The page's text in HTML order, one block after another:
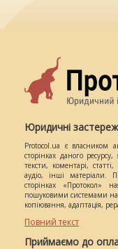
Юридичні
Protocol.ua є власником
сторінках даного
тексти, коментарі,
аудіо, інші матеріали.
сторінках «Протокол»
пошуковими системами на
копіювання, адаптація,
Повний текст
Приймаємо до